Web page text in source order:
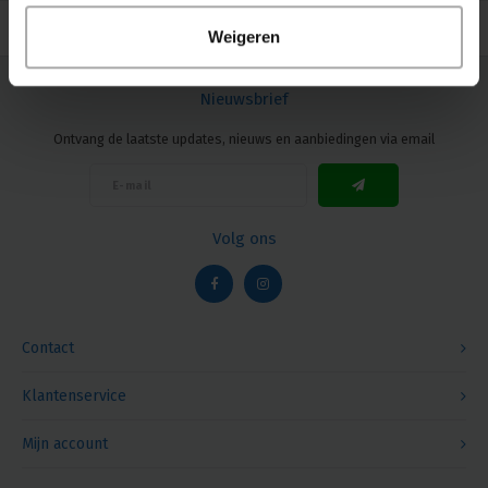
Weigeren
Contact
Nieuwsbrief
Ontvang de laatste updates, nieuws en aanbiedingen via email
Volg ons
Klantenservice
Mijn account